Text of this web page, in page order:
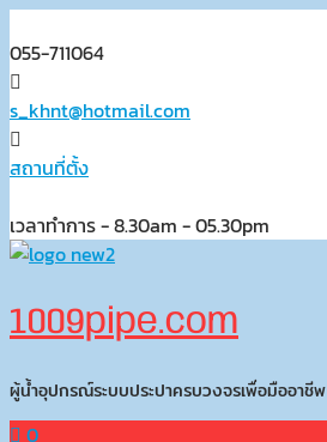
to
content
055-711064
s_khnt@hotmail.com
สถานที่ตั้ง
เวลาทำการ - 8.30am - 05.30pm
1009pipe.com
ผู้น้ำอุปกรณ์ระบบประปาครบวงจรเพื่อมืออาชีพ
0